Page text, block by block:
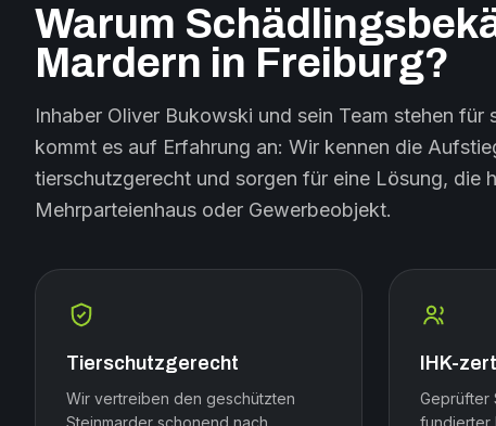
Warum
Mardern in Freiburg?
Inhaber Oliver Bukowski und sein Team stehen
kommt es auf Erfahrung an: Wir kennen die
tierschutzgerecht und sorgen für eine Lösung, die
Mehrparteienhaus oder Gewerbeobjekt.
Tierschutzgerecht
Wir vertreiben den geschützten
Steinmarder schonend nach
IHK-
Geprüfter
fundierter